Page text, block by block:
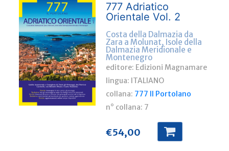
777 Adriatico
Orientale Vol. 2
Costa della Dalmazia da
Zara a Molunat, Isole della
Dalmazia Meridionale e
Montenegro
editore: Edizioni Magnamare
lingua: ITALIANO
collana: 777 Il Portolano
n° collana: 7
€54,00